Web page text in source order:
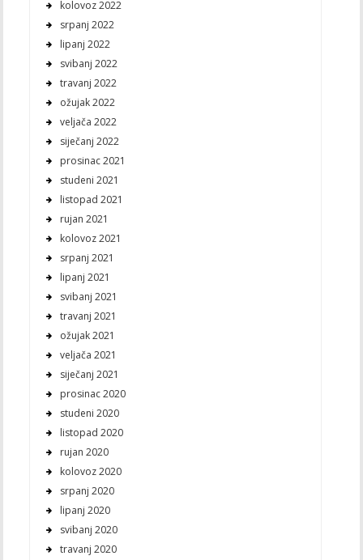
kolovoz 2022
srpanj 2022
lipanj 2022
svibanj 2022
travanj 2022
ožujak 2022
veljača 2022
siječanj 2022
prosinac 2021
studeni 2021
listopad 2021
rujan 2021
kolovoz 2021
srpanj 2021
lipanj 2021
svibanj 2021
travanj 2021
ožujak 2021
veljača 2021
siječanj 2021
prosinac 2020
studeni 2020
listopad 2020
rujan 2020
kolovoz 2020
srpanj 2020
lipanj 2020
svibanj 2020
travanj 2020